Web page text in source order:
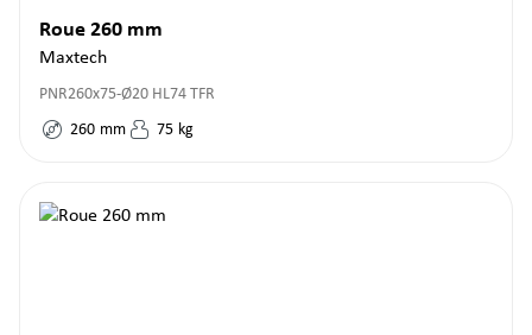
Roue 260 mm
Maxtech
PNR260x75-Ø20 HL74 TFR
260 mm 75 kg